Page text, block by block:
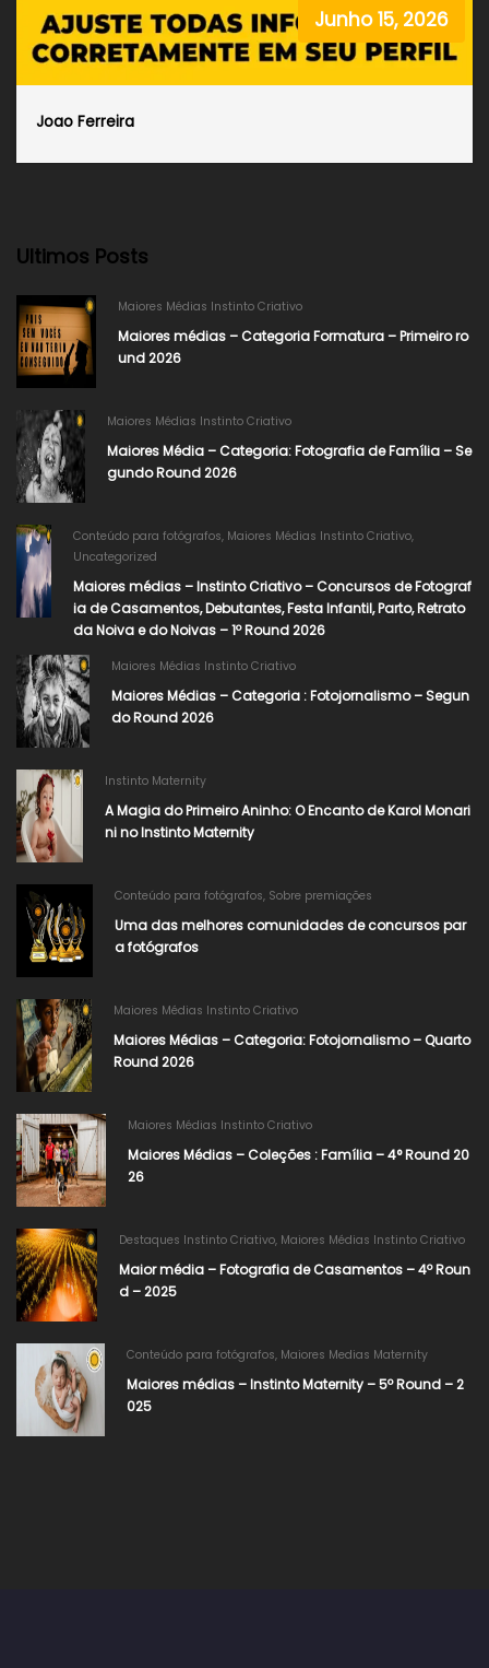
Junho 15, 2026
Joao Ferreira
Ultimos Posts
Maiores Médias Instinto Criativo
Maiores médias – Categoria Formatura – Primeiro ro
und 2026
Maiores Médias Instinto Criativo
Maiores Média – Categoria: Fotografia de Família – Se
gundo Round 2026​
Conteúdo para fotógrafos, Maiores Médias Instinto Criativo,
Uncategorized
Maiores médias – Instinto Criativo – Concursos de Fotograf
ia de Casamentos, Debutantes, Festa Infantil, Parto, Retrato
da Noiva e do Noivas – 1º Round 2026
Maiores Médias Instinto Criativo
Maiores Médias – Categoria : Fotojornalismo – Segun
do Round 2026
Instinto Maternity
A Magia do Primeiro Aninho: O Encanto de Karol Monari
ni no Instinto Maternity
Conteúdo para fotógrafos, Sobre premiações
Uma das melhores comunidades de concursos par
a fotógrafos
Maiores Médias Instinto Criativo
Maiores Médias – Categoria: Fotojornalismo – Quarto
Round 2026
Maiores Médias Instinto Criativo
Maiores Médias – Coleções : Família – 4° Round 20
26
Destaques Instinto Criativo, Maiores Médias Instinto Criativo
Maior média – Fotografia de Casamentos – 4º Roun
d – 2025
Conteúdo para fotógrafos, Maiores Medias Maternity
Maiores médias – Instinto Maternity – 5º Round – 2
025